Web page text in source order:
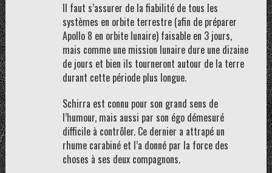
Il faut s’assurer de la fiabilité de tous les
systèmes en orbite terrestre (afin de préparer
Apollo 8 en orbite lunaire) faisable en 3 jours,
mais comme une mission lunaire dure une dizaine
de jours et bien ils tourneront autour de la terre
durant cette période plus longue.
Schirra est connu pour son grand sens de
l’humour, mais aussi par son égo démesuré
difficile à contrôler. Ce dernier a attrapé un
rhume carabiné et l’a donné par la force des
choses à ses deux compagnons.